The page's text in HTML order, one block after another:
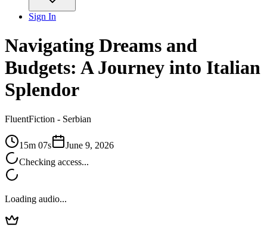
Sign In
Navigating Dreams and
Budgets: A Journey into Italian
Splendor
FluentFiction - Serbian
15m 07s
June 9, 2026
Checking access...
Loading audio...